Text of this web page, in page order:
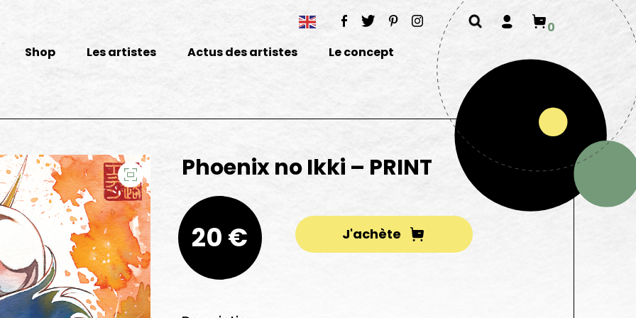
0
Shop Les artistes Actus des artistes Le concept
Phoenix no Ikki – PRINT
quantité de Phoenix no Ikki - PRINT
J'achète
20 €